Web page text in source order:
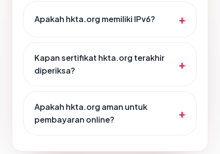
Apakah hkta.org memiliki IPv6?
Kapan sertifikat hkta.org terakhir
diperiksa?
Apakah hkta.org aman untuk
pembayaran online?